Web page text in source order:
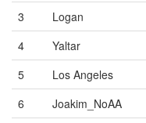
3
Logan
4
Yaltar
5
Los Angeles
6
Joakim_NoAA